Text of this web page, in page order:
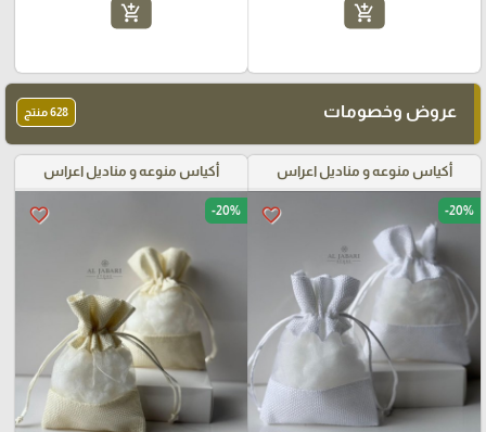
add_shopping_cart
add_shopping_cart
عروض وخصومات 628 منتج
أكياس منوعه و مناديل اعراس
favorite_border -20%
أكياس منوعه و مناديل اعراس
favorite_border -20%